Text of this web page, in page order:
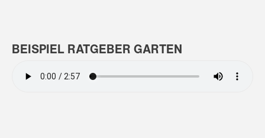
BEISPIEL RATGEBER GARTEN